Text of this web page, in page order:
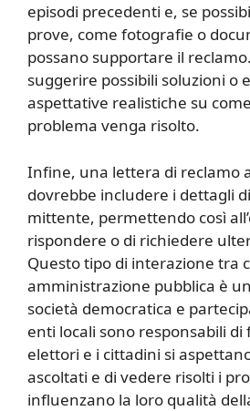
episodi precedenti e, se
prove, come fotografie o
possano supportare il
suggerire possibili soluzioni o
aspettative realistiche su
problema venga risolto.
Infine, una lettera di reclamo
dovrebbe includere i dettagli
mittente, permettendo così
rispondere o di richiedere
Questo tipo di interazione tra
amministrazione pubblica è
società democratica e
enti locali sono responsabili
elettori e i cittadini si
ascoltati e di vedere risolti i
influenzano la loro qualità